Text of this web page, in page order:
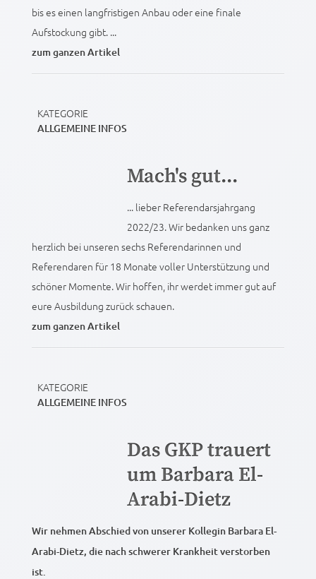
bis es einen langfristigen Anbau oder eine finale
Aufstockung gibt. ...
zum ganzen Artikel
KATEGORIE
ALLGEMEINE INFOS
Mach's gut...
... lieber Referendarsjahrgang
2022/23. Wir bedanken uns ganz
herzlich bei unseren sechs Referendarinnen und
Referendaren für 18 Monate voller Unterstützung und
schöner Momente. Wir hoffen, ihr werdet immer gut auf
eure Ausbildung zurück schauen.
zum ganzen Artikel
KATEGORIE
ALLGEMEINE INFOS
Das GKP trauert
um Barbara El-
Arabi-Dietz
Wir nehmen Abschied von unserer Kollegin Barbara El-
Arabi-Dietz, die nach schwerer Krankheit verstorben
ist.